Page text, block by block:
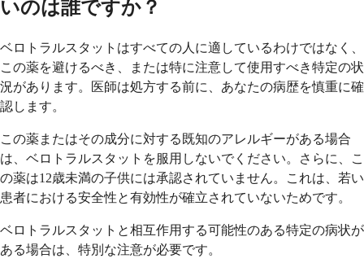
いのは誰ですか？
ベロトラルスタットはすべての人に適しているわけではなく、
この薬を避けるべき、または特に注意して使用すべき特定の状
況があります。医師は処方する前に、あなたの病歴を慎重に確
認します。
この薬またはその成分に対する既知のアレルギーがある場合
は、ベロトラルスタットを服用しないでください。さらに、こ
の薬は12歳未満の子供には承認されていません。これは、若い
患者における安全性と有効性が確立されていないためです。
ベロトラルスタットと相互作用する可能性のある特定の病状が
ある場合は、特別な注意が必要です。